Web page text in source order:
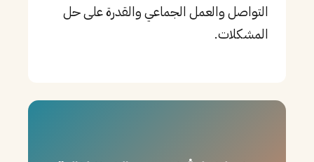
التواصل والعمل الجماعي والقدرة على حل
المشكلات.